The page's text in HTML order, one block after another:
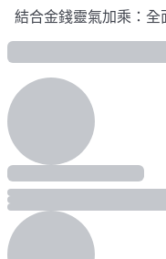
結合金錢靈氣加乘：全